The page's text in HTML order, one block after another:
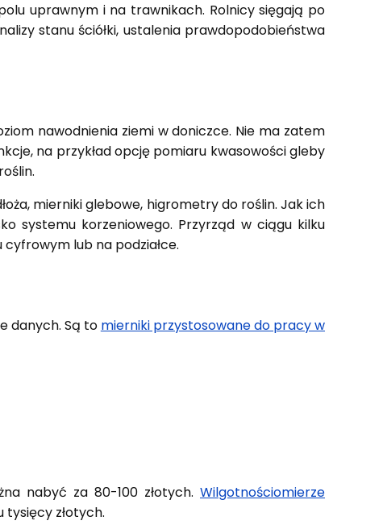
uprawnym i na trawnikach. Rolnicy sięgają po
stanu ściółki, ustalenia prawdopodobieństwa
nawodnienia ziemi w doniczce. Nie ma zatem
na przykład opcję pomiaru kwasowości gleby
mierniki glebowe, higrometry do roślin. Jak ich
systemu korzeniowego. Przyrząd w ciągu kilku
lub na podziałce.
danych. Są to mierniki przystosowane do pracy w
nabyć za 80-100 złotych. Wilgotnościomierze
tysięcy złotych.